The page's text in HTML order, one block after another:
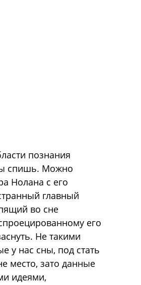
познания
спишь. Можно
Нолана с его
главный
во сне
его
Не такими
у нас сны, под стать
место, зато данные
идеями,